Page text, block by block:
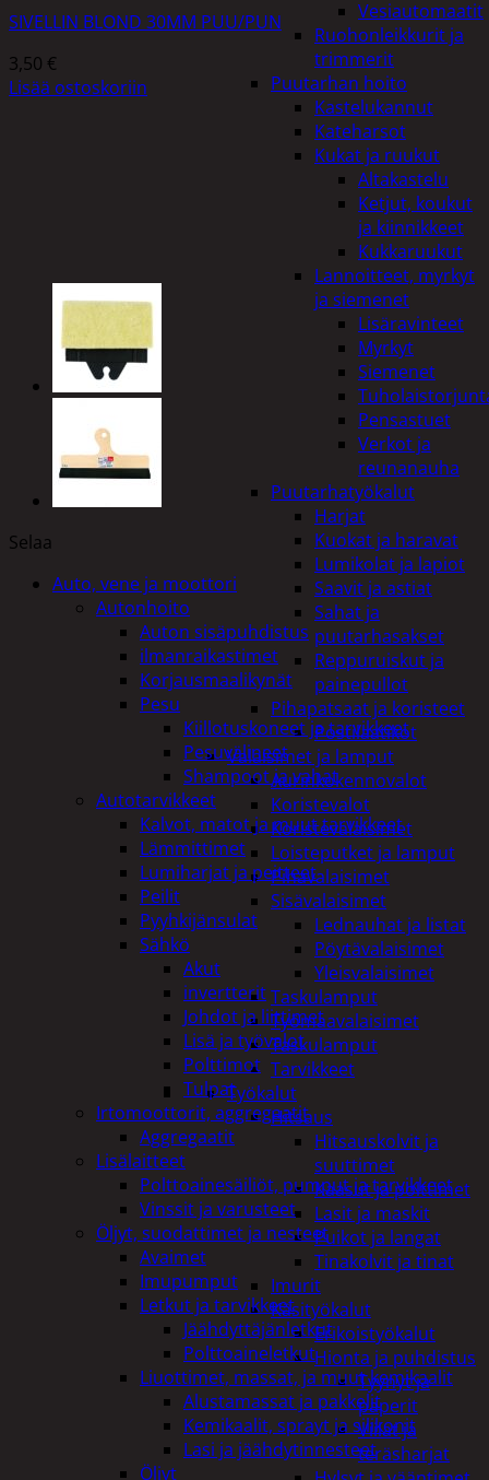
Vesiautomaatit
Ruohonleikkurit ja
trimmerit
Puutarhan hoito
Kastelukannut
Kateharsot
Kukat ja ruukut
Altakastelu
Ketjut, koukut
ja kiinnikkeet
Kukkaruukut
Lannoitteet, myrkyt
ja siemenet
Lisäravinteet
Myrkyt
Siemenet
Pensastuet
Verkot ja
reunanauha
Puutarhatyökalut
Harjat
Kuokat ja haravat
Lumikolat ja lapiot
Saavit ja astiat
Sahat ja
puutarhasakset
Reppuruiskut ja
painepullot
Pihapatsaat ja koristeet
Postilaatikot
Valaisimet ja lamput
Aurinkokennovalot
Koristevalot
Koristevalaisimet
Loisteputket ja lamput
Pihavalaisimet
Sisävalaisimet
Lednauhat ja listat
Pöytävalaisimet
Yleisvalaisimet
Taskulamput
Työmaavalaisimet
Taskulamput
Tarvikkeet
Työkalut
Hitsaus
Hitsauskolvit ja
suuttimet
Kaasut ja polttimet
Lasit ja maskit
Puikot ja langat
Tinakolvit ja tinat
Imurit
Käsityökalut
Erikoistyökalut
Hionta ja puhdistus
Tyynyt ja
paperit
Viilat ja
teräsharjat
SIVELLIN BLOND 30MM PUU/PUN
3,50 €
Lisää ostoskoriin
Selaa
Auto, vene ja moottori
Autonhoito
Auton sisäpuhdistus
ilmanraikastimet
Korjausmaalikynät
Pesu
Kiillotuskoneet ja tarvikkeet
Pesuvälineet
Shampoot ja vahat
Autotarvikkeet
Kalvot, matot ja muut tarvikkeet
Lämmittimet
Lumiharjat ja peitteet
Peilit
Pyyhkijänsulat
Sähkö
Akut
invertterit
Johdot ja liittimet
Lisä ja työvalot
Polttimot
Tulpat
Irtomoottorit, aggregaatit
Aggregaatit
Lisälaitteet
Polttoainesäiliöt, pumput ja tarvikkeet
Vinssit ja varusteet
Öljyt, suodattimet ja nesteet
Avaimet
Imupumput
Letkut ja tarvikkeet
Jäähdyttäjänletkut
Polttoaineletkut
Liuottimet, massat, ja muut kemikaalit
Alustamassat ja pakkelit
Kemikaalit, sprayt ja silikonit
Lasi ja jäähdytinnesteet
Öljyt